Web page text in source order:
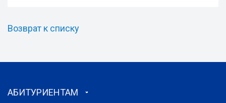
Возврат к списку
АБИТУРИЕНТАМ